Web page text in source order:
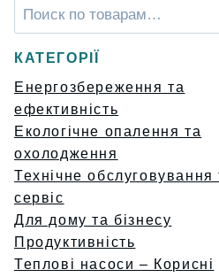
Искать:
КАТЕГОРІЇ
Енергозбереження та
ефективність
Екологічне опалення та
охолодження
Технічне обслуговування
сервіс
Для дому та бізнесу
Продуктивність
Теплові насоси – Корисні